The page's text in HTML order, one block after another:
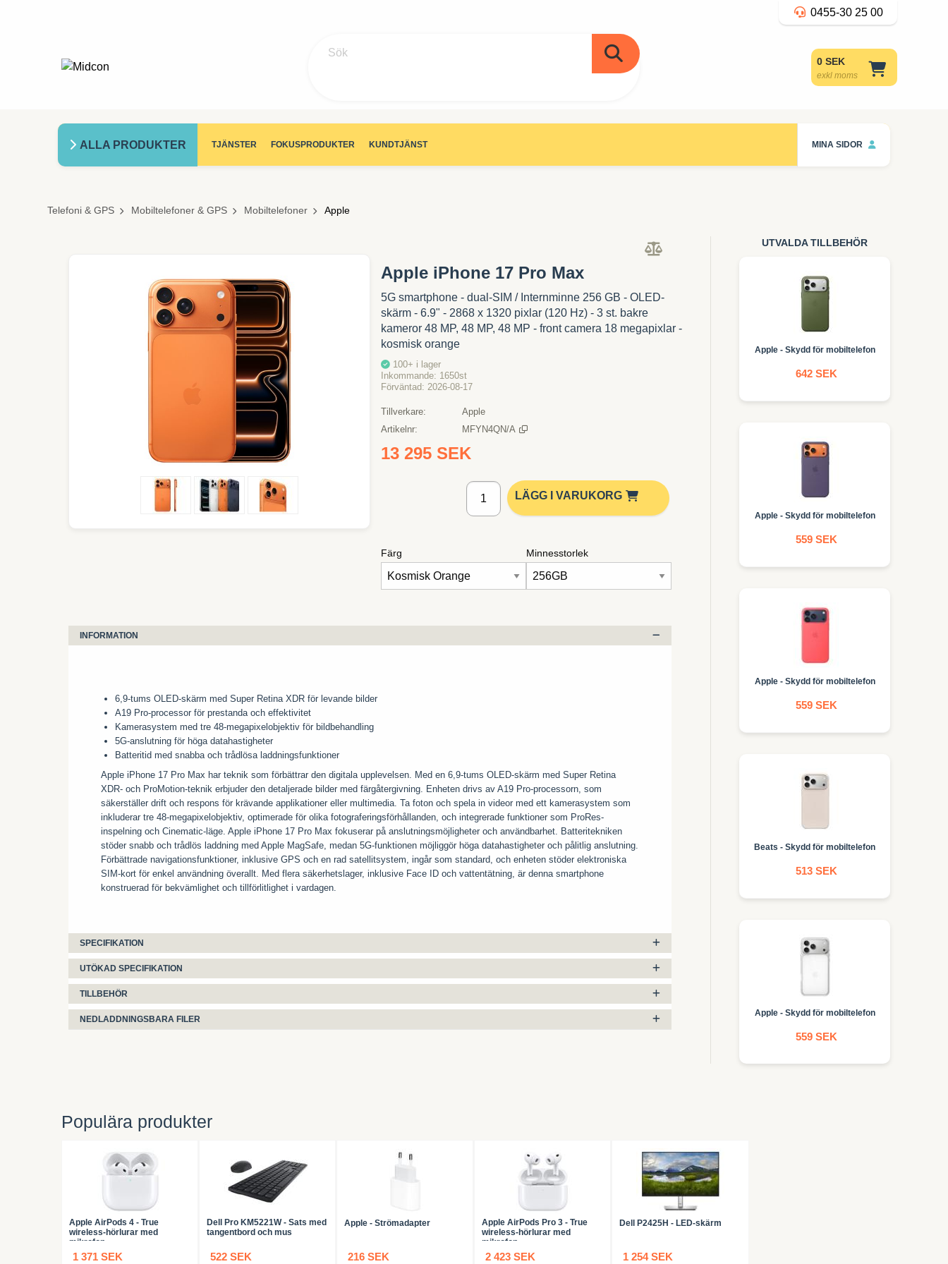
0455-30 25 00
0 SEK
exkl moms
Sök
ALLA PRODUKTER TJÄNSTER FOKUSPRODUKTER KUNDTJÄNST MINA SIDOR
Telefoni & GPS Mobiltelefoner & GPS Mobiltelefoner Apple
Apple iPhone 17 Pro Max
5G smartphone - dual-SIM / Internminne 256 GB - OLED-
skärm - 6.9" - 2868 x 1320 pixlar (120 Hz) - 3 st. bakre
kameror 48 MP, 48 MP, 48 MP - front camera 18 megapixlar -
kosmisk orange
100+ i lager
Inkommande
1650st
Förväntad 2026-08-17
Tillverkare
Apple
Artikelnr
MFYN4QN/A
13 295 SEK
LÄGG I VARUKORG
Färg Minnesstorlek
INFORMATION
6,9-tums OLED-skärm med Super Retina XDR för levande bilder
A19 Pro-processor för prestanda och effektivitet
Kamerasystem med tre 48-megapixelobjektiv för bildbehandling
5G-anslutning för höga datahastigheter
Batteritid med snabba och trådlösa laddningsfunktioner
Apple iPhone 17 Pro Max har teknik som förbättrar den digitala upplevelsen. Med en 6,9-tums OLED-skärm med Super Retina
XDR- och ProMotion-teknik erbjuder den detaljerade bilder med färgåtergivning. Enheten drivs av A19 Pro-processorn, som
säkerställer drift och respons för krävande applikationer eller multimedia. Ta foton och spela in videor med ett kamerasystem som
inkluderar tre 48-megapixelobjektiv, optimerade för olika fotograferingsförhållanden, och integrerade funktioner som ProRes-
inspelning och Cinematic-läge. Apple iPhone 17 Pro Max fokuserar på anslutningsmöjligheter och användbarhet. Batteritekniken
stöder snabb och trådlös laddning med Apple MagSafe, medan 5G-funktionen möjliggör höga datahastigheter och pålitlig anslutning.
Förbättrade navigationsfunktioner, inklusive GPS och en rad satellitsystem, ingår som standard, och enheten stöder elektroniska
SIM-kort för enkel användning överallt. Med flera säkerhetslager, inklusive Face ID och vattentätning, är denna smartphone
konstruerad för bekvämlighet och tillförlitlighet i vardagen.
SPECIFIKATION
UTÖKAD SPECIFIKATION
TILLBEHÖR
NEDLADDNINGSBARA FILER
UTVALDA TILLBEHÖR
Apple - Skydd för mobiltelefon
642 SEK
Apple - Skydd för mobiltelefon
559 SEK
Apple - Skydd för mobiltelefon
559 SEK
Beats - Skydd för mobiltelefon
513 SEK
Apple - Skydd för mobiltelefon
559 SEK
Populära produkter
Apple AirPods 4 - True
wireless-hörlurar med
mikrofon
1 371 SEK
Dell Pro KM5221W - Sats med
tangentbord och mus
522 SEK
Apple - Strömadapter
216 SEK
Apple AirPods Pro 3 - True
wireless-hörlurar med
mikrofon
2 423 SEK
Dell P2425H - LED-skärm
1 254 SEK